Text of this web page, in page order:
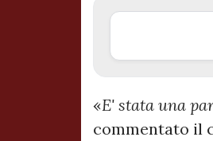
«E' stata una
commentato il